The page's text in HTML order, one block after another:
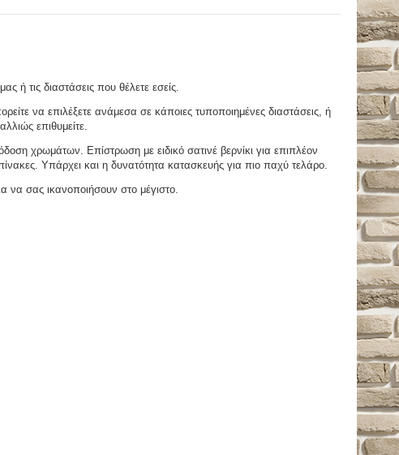
ή τις διαστάσεις που θέλετε εσείς.
να επιλέξετε ανάμεσα σε κάποιες τυποποιημένες διαστάσεις, ή
επιθυμείτε.
χρωμάτων. Επίστρωση με ειδικό σατινέ βερνίκι για επιπλέον
Υπάρχει και η δυνατότητα κατασκευής για πιο παχύ τελάρο.
να σας ικανοποιήσουν στο μέγιστο.